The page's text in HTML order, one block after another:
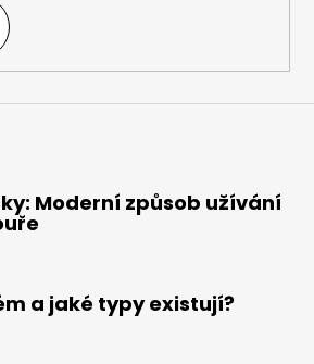
Moderní způsob užívání
a jaké typy existují?